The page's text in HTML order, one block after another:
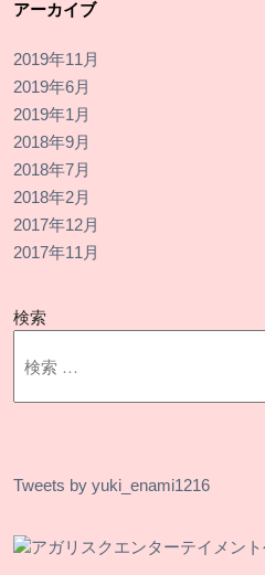
アーカイブ
2019年11月
2019年6月
2019年1月
2018年9月
2018年7月
2018年2月
2017年12月
2017年11月
検索
Tweets by yuki_enami1216